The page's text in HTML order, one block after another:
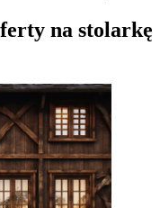
na stolarkę